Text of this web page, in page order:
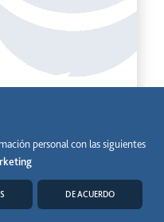
Consolidadas
personal con las siguientes
DE ACUERDO